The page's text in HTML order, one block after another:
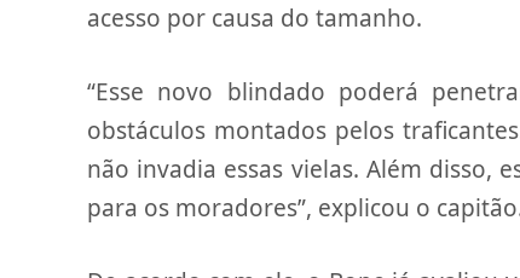
acesso por causa do tamanho.
“Esse novo blindado poderá
obstáculos montados pelos
não invadia essas vielas. Além disso,
para os moradores”, explicou o